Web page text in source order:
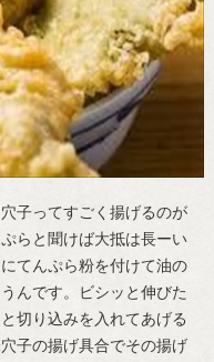
子ってすごく揚げるのが
らと聞けば大抵は長ーい
てんぷら粉を付けて油の
んです。ビシッと伸びた
切り込みを入れてあげる
子の揚げ具合でその揚げ